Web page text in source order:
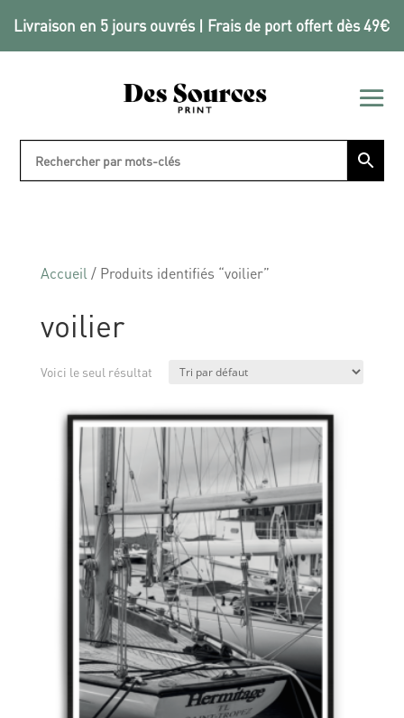
Livraison en 5 jours ouvrés | Frais de port offert dès 49€
Accueil / Produits identifiés “voilier”
voilier
Voici le seul résultat